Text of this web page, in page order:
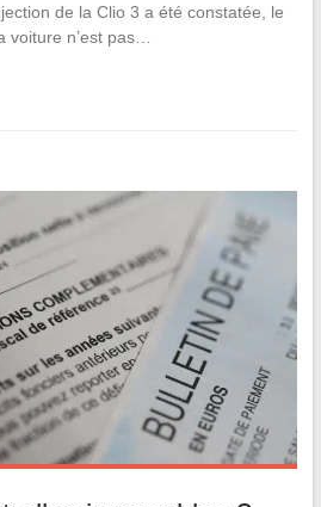
de la Clio 3 a été constatée, le
n’est pas…